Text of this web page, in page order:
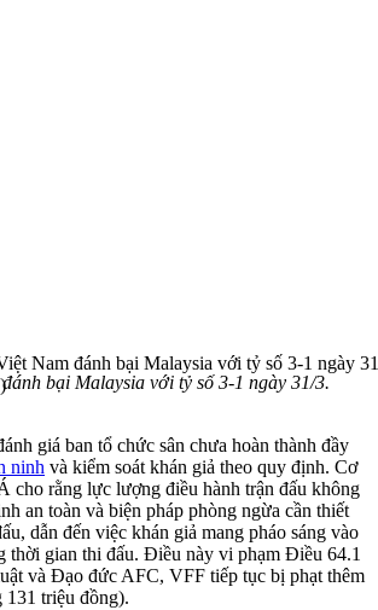
bại Malaysia với tỷ số 3-1 ngày 31/3.
giá ban tổ chức sân chưa hoàn thành đầy
ninh và kiểm soát khán giả theo quy định. Cơ
cho rằng lực lượng điều hành trận đấu không
an toàn và biện pháp phòng ngừa cần thiết
dẫn đến việc khán giả mang pháo sáng vào
thời gian thi đấu. Điều này vi phạm Điều 64.1
và Đạo đức AFC, VFF tiếp tục bị phạt thêm
triệu đồng).